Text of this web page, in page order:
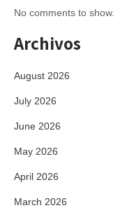
No comments to show.
Archivos
August 2026
July 2026
June 2026
May 2026
April 2026
March 2026